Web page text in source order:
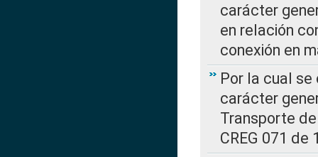
carácter
en relación
conexión en
Por la cual
carácter
Transporte
CREG 071 de